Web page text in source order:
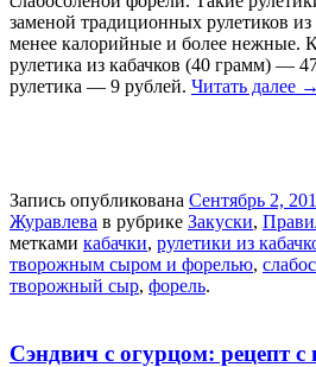
заменой традиционных рулетиков из
менее калорийные и более нежные.
рулетика из кабачков (40 грамм) —
рулетика — 9 рублей. Читать далее →
Запись опубликована Сентябрь 2,
Журавлева в рубрике Закуски,
метками кабачки, рулетики из
творожным сыром и форелью,
творожный сыр, форель.
Сэндвич с огурцом: рецепт